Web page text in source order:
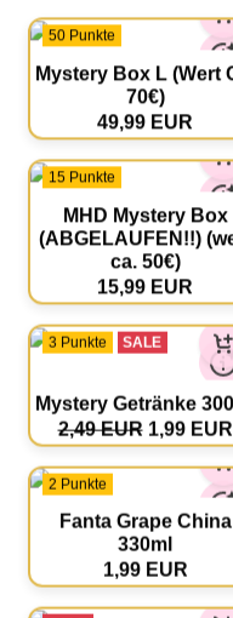
Mystery Box L (Wert
70€)
49,99 EUR
MHD Mystery Box
(ABGELAUFEN!!)
ca. 50€)
15,99 EUR
Mystery Getränke
2,49 EUR 1,99 EUR
Fanta Grape China
330ml
1,99 EUR